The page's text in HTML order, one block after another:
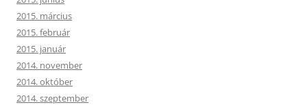
2015. március
2015. február
2015. január
2014. november
2014. október
2014. szeptember